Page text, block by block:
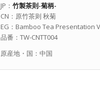
JP： 竹製茶則-菊柄-
CN：原竹茶则 秋菊
EG：Bamboo Tea Presentation
品番：TW-CNTT004
原産地・国：中国